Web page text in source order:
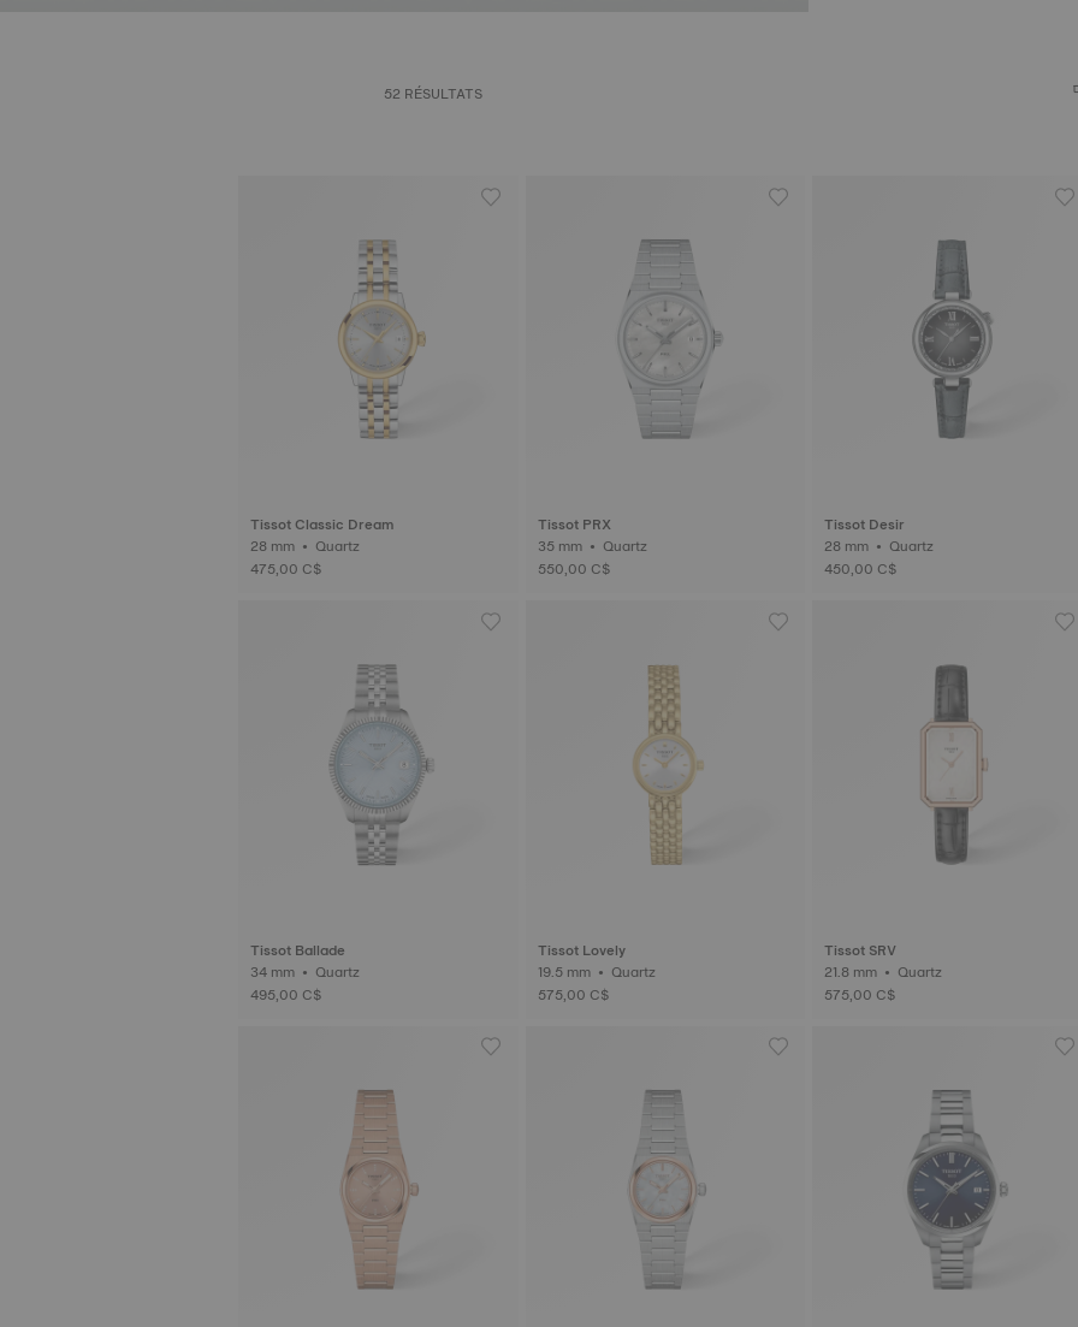
52 RÉSULTATS
Tissot Classic Dream
28 mm • Quartz
475,00 C$
Tissot PRX
35 mm • Quartz
550,00 C$
Tissot Desir
28 mm • Quartz
450,00 C$
Tissot Ballade
34 mm • Quartz
495,00 C$
Tissot Lovely
19.5 mm • Quartz
575,00 C$
Tissot SRV
21.8 mm • Quartz
575,00 C$